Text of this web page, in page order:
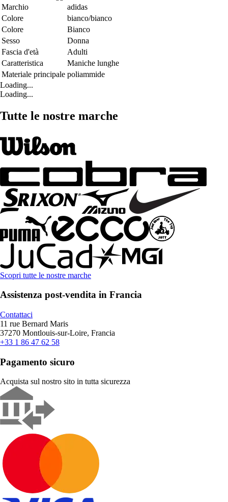
Marchio
adidas
Colore
bianco/bianco
Colore
Bianco
Sesso
Donna
Fascia d'età
Adulti
Caratteristica
Maniche lunghe
Materiale principale poliammide
Loading...
Loading...
Tutte le nostre marche
Scopri tutte le nostre marche
Assistenza post-vendita in Francia
Contattaci
11 rue Bernard Maris
37270 Montlouis-sur-Loire, Francia
+33 1 86 47 62 58
Pagamento sicuro
Acquista sul nostro sito in tutta sicurezza